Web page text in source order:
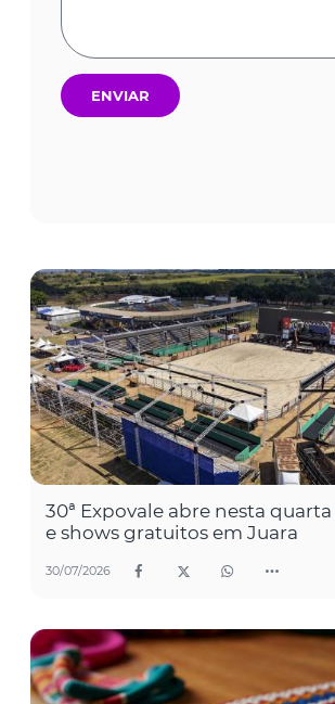
ENVIAR
30ª Expovale abre nesta
e shows gratuitos em Juara
30/07/2026